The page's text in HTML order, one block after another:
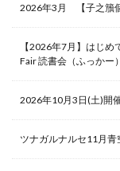
2026年3月 【子之籏
【2026年7月】はじ
Fair 読書会（ふっかー
2026年10月3日(土)開
ツナガルナルセ11月